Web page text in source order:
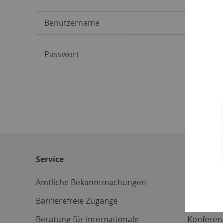
Service
Amtliche Bekanntmachungen
Barrierefreie Zugänge
Beratung für internationale